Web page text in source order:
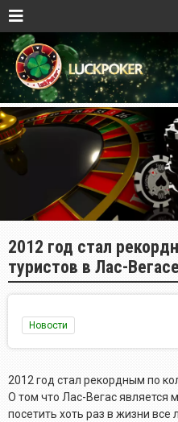
2012 год стал
туристов в Лас-Вегасе
Новости
2012 год стал рекордным по
О том что Лас-Вегас является
посетить хоть раз в жизни